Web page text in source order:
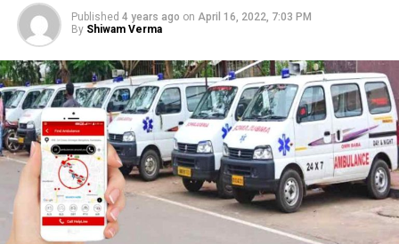
Published 4 years ago on April 16, 2022, 7:03 PM
By Shiwam Verma